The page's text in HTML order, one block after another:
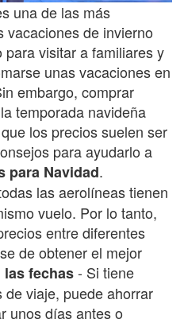
una de las más
vacaciones de invierno
visitar a familiares y
unas vacaciones en
embargo, comprar
temporada navideña
los precios suelen ser
para ayudarlo a
para Navidad.
las aerolíneas tienen
vuelo. Por lo tanto,
entre diferentes
de obtener el mejor
fechas- Si tiene
viaje, puede ahorrar
unos días antes o